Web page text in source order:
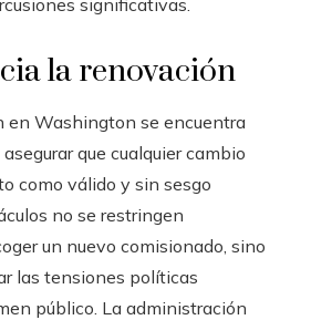
la renovación
en Washington se encuentra
que cualquier cambio
como válido y sin sesgo
no se restringen
un nuevo comisionado, sino
las tensiones políticas
público. La administración